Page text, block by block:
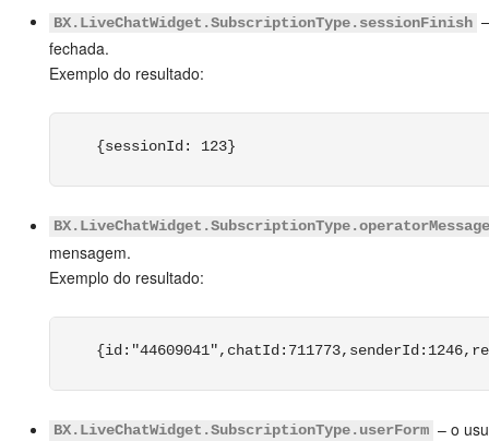
BX.LiveChatWidget.SubscriptionType.sessionFinish
fechada.
Exemplo do resultado:
{sessionId: 123}
mensagem.
Exemplo do resultado:
BX.LiveChatWidget.SubscriptionType.userForm – o